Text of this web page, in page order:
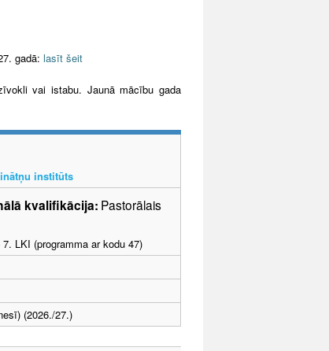
gadā: lasīt šeit
vai istabu. Jaunā mācību gada
institūts
kvalifikācija: Pastorālais
LKI (programma ar kodu 47)
(2026./27.)